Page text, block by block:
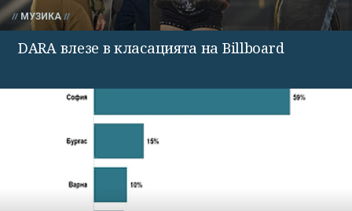
МУЗИКА
DARA влезе в класацията на Billboard